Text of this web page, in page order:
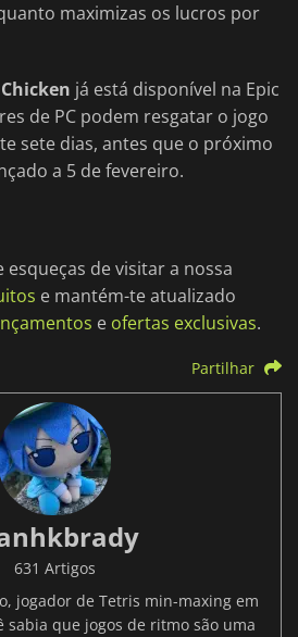
maximizas os lucros por
já está disponível na Epic
de PC podem resgatar o jogo
sete dias, antes que o próximo
a 5 de fevereiro.
de visitar a nossa
e mantém-te atualizado
e ofertas exclusivas.
Partilhar
631 Artigos
jogador de Tetris min-maxing em
sabia que jogos de ritmo são uma